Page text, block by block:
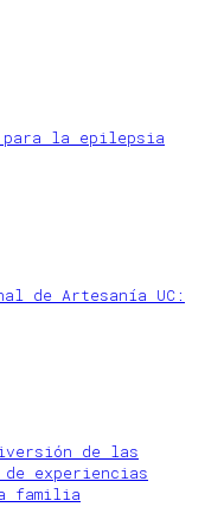
para la epilepsia
de Artesanía UC:
de las
experiencias
familia